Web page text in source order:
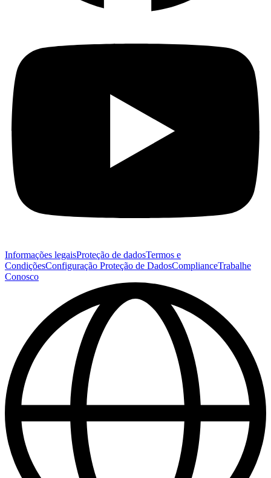
Informações legaisProteção de dadosTermos e
CondiçõesConfiguração Proteção de DadosComplianceTrabalhe
Conosco